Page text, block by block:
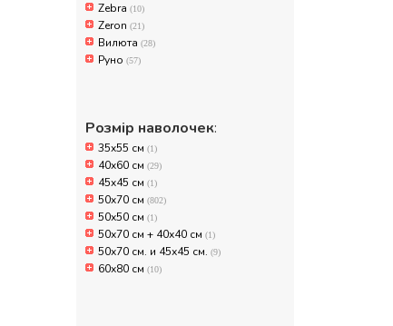
Zebra (10)
Zeron (21)
Вилюта (28)
Руно (57)
Розмір наволочек:
35x55 см (1)
40x60 см (29)
45x45 см (1)
50x70 см (802)
50х50 см (1)
50х70 см + 40х40 см (1)
50х70 см. и 45х45 см. (9)
60х80 см (10)